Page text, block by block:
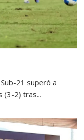
21 superó a
(3-2) tras...